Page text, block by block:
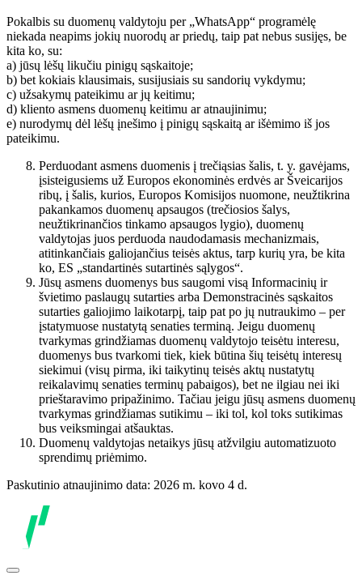
Pokalbis su duomenų valdytoju per „WhatsApp“ programėlę
niekada neapims jokių nuorodų ar priedų, taip pat nebus susijęs, be
kita ko, su:
a) jūsų lėšų likučiu pinigų sąskaitoje;
b) bet kokiais klausimais, susijusiais su sandorių vykdymu;
c) užsakymų pateikimu ar jų keitimu;
d) kliento asmens duomenų keitimu ar atnaujinimu;
e) nurodymų dėl lėšų įnešimo į pinigų sąskaitą ar išėmimo iš jos
pateikimu.
Perduodant asmens duomenis į trečiąsias šalis, t. y. gavėjams,
įsisteigusiems už Europos ekonominės erdvės ar Šveicarijos
ribų, į šalis, kurios, Europos Komisijos nuomone, neužtikrina
pakankamos duomenų apsaugos (trečiosios šalys,
neužtikrinančios tinkamo apsaugos lygio), duomenų
valdytojas juos perduoda naudodamasis mechanizmais,
atitinkančiais galiojančius teisės aktus, tarp kurių yra, be kita
ko, ES „standartinės sutartinės sąlygos“.
Jūsų asmens duomenys bus saugomi visą Informacinių ir
švietimo paslaugų sutarties arba Demonstracinės sąskaitos
sutarties galiojimo laikotarpį, taip pat po jų nutraukimo – per
įstatymuose nustatytą senaties terminą. Jeigu duomenų
tvarkymas grindžiamas duomenų valdytojo teisėtu interesu,
duomenys bus tvarkomi tiek, kiek būtina šių teisėtų interesų
siekimui (visų pirma, iki taikytinų teisės aktų nustatytų
reikalavimų senaties terminų pabaigos), bet ne ilgiau nei iki
prieštaravimo pripažinimo. Tačiau jeigu jūsų asmens duomenų
tvarkymas grindžiamas sutikimu – iki tol, kol toks sutikimas
bus veiksmingai atšauktas.
Duomenų valdytojas netaikys jūsų atžvilgiu automatizuoto
sprendimų priėmimo.
Paskutinio atnaujinimo data: 2026 m. kovo 4 d.